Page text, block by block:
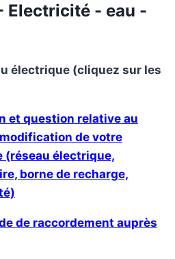
Electricité - eau -
électrique (cliquez sur les
et question relative au
de votre
électrique,
borne de recharge,
de raccordement auprès